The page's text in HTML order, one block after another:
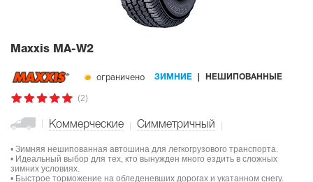
Maxxis MA-W2
ограничено ЗИМНИЕ НЕШИПОВАННЫЕ
(2)
Коммерческие Симметричный
• Зимняя нешипованная автошина для легкогрузового транспорта.
• Идеальный выбор для тех, кто вынужден много ездить в сложных
зимних условиях.
• Быстрое торможение на обледеневших дорогах и укатанном снегу.